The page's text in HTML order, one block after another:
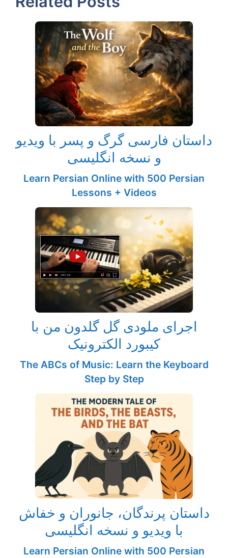
داستان فارسی گرگ و پسر با ویدیو
و نسخه انگلیسی
Learn Persian Online with 500 Persian
Lessons + Videos
اجرای ملودی گل گلدون من با
کیبورد الکترونیک
The ABCs of Music: Learn the Keyboard
Step by Step
داستان پرندگان، جانوران و خفاش
با ویدیو و نسخه انگلیسی
Learn Persian Online with 500 Persian